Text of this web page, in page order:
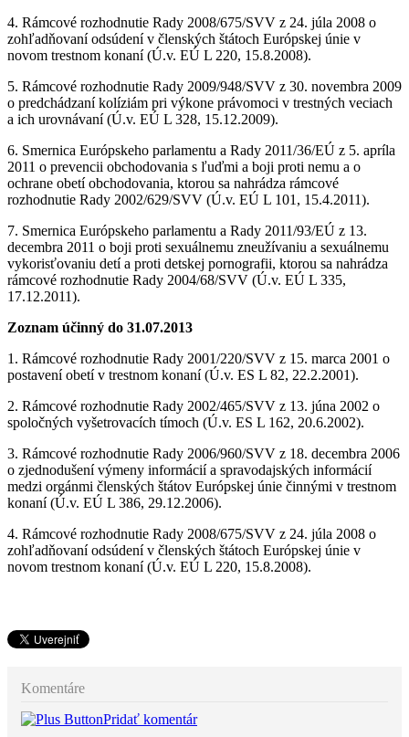
4. Rámcové rozhodnutie Rady 2008/675/SVV z 24. júla 2008 o
zohľadňovaní odsúdení v členských štátoch Európskej únie v
novom trestnom konaní (Ú.v. EÚ L 220, 15.8.2008).
5. Rámcové rozhodnutie Rady 2009/948/SVV z 30. novembra 2009
o predchádzaní kolíziám pri výkone právomoci v trestných veciach
a ich urovnávaní (Ú.v. EÚ L 328, 15.12.2009).
6. Smernica Európskeho parlamentu a Rady 2011/36/EÚ z 5. apríla
2011 o prevencii obchodovania s ľuďmi a boji proti nemu a o
ochrane obetí obchodovania, ktorou sa nahrádza rámcové
rozhodnutie Rady 2002/629/SVV (Ú.v. EÚ L 101, 15.4.2011).
7. Smernica Európskeho parlamentu a Rady 2011/93/EÚ z 13.
decembra 2011 o boji proti sexuálnemu zneužívaniu a sexuálnemu
vykorisťovaniu detí a proti detskej pornografii, ktorou sa nahrádza
rámcové rozhodnutie Rady 2004/68/SVV (Ú.v. EÚ L 335,
17.12.2011).
Zoznam účinný do 31.07.2013
1. Rámcové rozhodnutie Rady 2001/220/SVV z 15. marca 2001 o
postavení obetí v trestnom konaní (Ú.v. ES L 82, 22.2.2001).
2. Rámcové rozhodnutie Rady 2002/465/SVV z 13. júna 2002 o
spoločných vyšetrovacích tímoch (Ú.v. ES L 162, 20.6.2002).
3. Rámcové rozhodnutie Rady 2006/960/SVV z 18. decembra 2006
o zjednodušení výmeny informácií a spravodajských informácií
medzi orgánmi členských štátov Európskej únie činnými v trestnom
konaní (Ú.v. EÚ L 386, 29.12.2006).
4. Rámcové rozhodnutie Rady 2008/675/SVV z 24. júla 2008 o
zohľadňovaní odsúdení v členských štátoch Európskej únie v
novom trestnom konaní (Ú.v. EÚ L 220, 15.8.2008).
Komentáre
Pridať komentár